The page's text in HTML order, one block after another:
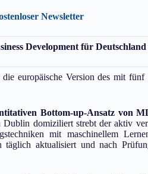
Newsletter
Development für
europäische Version des mit fünf
Bottom-up-Ansatz von
domiziliert strebt der aktiv
mit maschinellem
täglich aktualisiert und nach